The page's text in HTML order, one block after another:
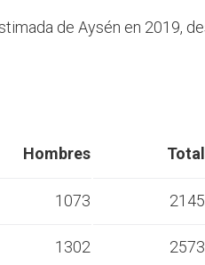
de Aysén en 2019,
Hombres Total
1073 2145
1302 2573